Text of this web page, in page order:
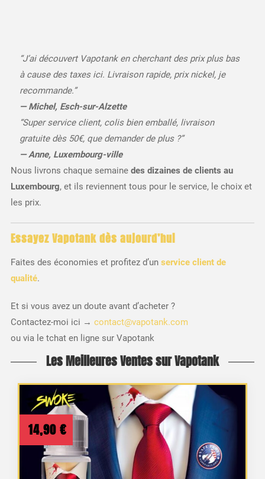
“J’ai découvert Vapotank en cherchant des prix plus bas
à cause des taxes ici. Livraison rapide, prix nickel, je
recommande.”
— Michel, Esch-sur-Alzette
“Super service client, colis bien emballé, livraison
gratuite dès 50€, que demander de plus ?”
— Anne, Luxembourg-ville
Nous livrons chaque semaine des dizaines de clients au
Luxembourg, et ils reviennent tous pour le service, le choix et
les prix.
Essayez Vapotank dès aujourd’hui
Faites des économies et profitez d’un service client de
qualité.
Et si vous avez un doute avant d’acheter ?
Contactez-moi ici → contact@vapotank.com
ou via le tchat en ligne sur Vapotank
Les Meilleures Ventes sur Vapotank
14,90 €